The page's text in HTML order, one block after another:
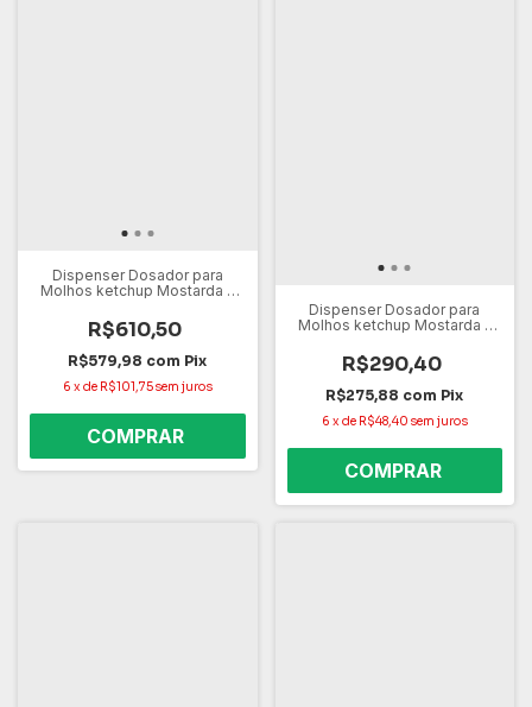
Dispenser Dosador para
Molhos ketchup Mostarda -
R$610,50
R$579,98 com Pix
6 xde R$101,75sem juros
Dispenser Dosador para
Molhos ketchup Mostarda -
R$290,40
R$275,88 com Pix
6 xde R$48,40 sem juros